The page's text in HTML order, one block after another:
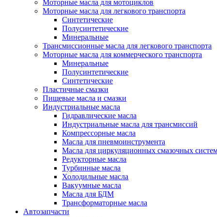
Моторные масла для мотоциклов
Моторные масла для легкового транспорта
Синтетические
Полусинтетические
Минеральные
Трансмиссионные масла для легкового транспорта
Моторные масла для коммерческого транспорта
Минеральные
Полусинтетические
Синтетические
Пластичные смазки
Пищевые масла и смазки
Индустриальные масла
Гидравлические масла
Индустриальные масла для трансмиссий
Компрессорные масла
Масла для пневмоинструмента
Масла для циркуляционных смазочных
Редукторные масла
Турбинные масла
Холодильные масла
Вакуумные масла
Масла для БДМ
Трансформаторные масла
Автозапчасти